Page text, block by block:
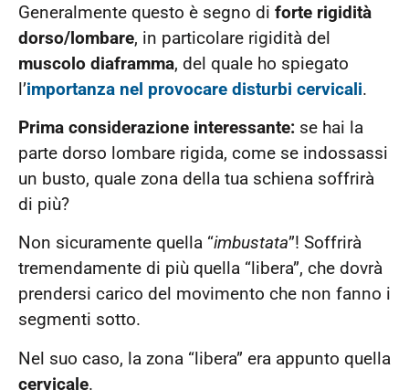
Generalmente questo è segno di forte rigidità
dorso/lombare, in particolare rigidità del
muscolo diaframma, del quale ho spiegato
l’importanza nel provocare disturbi cervicali.
Prima considerazione interessante: se hai la
parte dorso lombare rigida, come se indossassi
un busto, quale zona della tua schiena soffrirà
di più?
Non sicuramente quella “imbustata”! Soffrirà
tremendamente di più quella “libera”, che dovrà
prendersi carico del movimento che non fanno i
segmenti sotto.
Nel suo caso, la zona “libera” era appunto quella
cervicale.